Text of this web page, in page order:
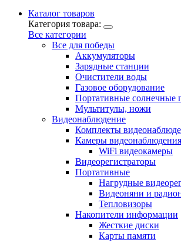
Каталог товаров
Категория товара:
Все категории
Все для победы
Аккумуляторы
Зарядные станции
Очистители воды
Газовое оборудование
Портативные солнечные
Мультитулы, ножи
Видеонаблюдение
Комплекты
Камеры видеонаблюдения
WiFi видеокамеры
Видеорегистраторы
Портативные
Нагрудные
Видеоняни и
Тепловизоры
Накопители информации
Жесткие диски
Карты памяти